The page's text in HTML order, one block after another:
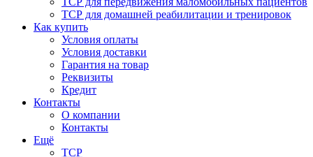
ТСР для домашней реабилитации и тренировок
Как купить
Условия оплаты
Условия доставки
Гарантия на товар
Реквизиты
Кредит
Контакты
О компании
Контакты
Ещё
ТСР